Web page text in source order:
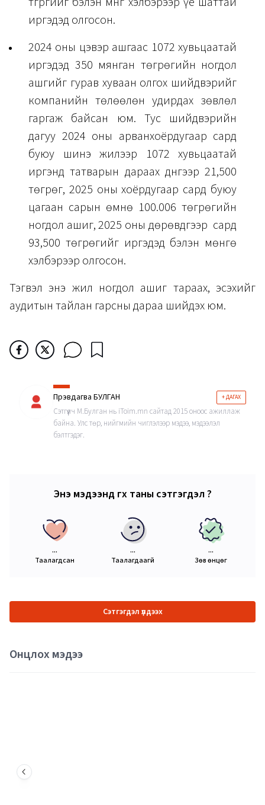
иргэдэд олгосон.
2024 оны цэвэр ашгаас 1072 хувьцаатай
иргэдэд 350 мянган төгрөгийн ногдол
ашгийг гурав хуваан олгох шийдвэрийг
компанийн төлөөлөн удирдах зөвлөл
гаргаж байсан юм. Тус шийдвэрийн
дагуу 2024 оны арванхоёрдугаар сард
буюу шинэ жилээр 1072 хувьцаатай
иргэнд татварын дараах дүнгээр 21,500
төгрөг, 2025 оны хоёрдугаар сард буюу
цагаан сарын өмнө 100.006 төгрөгийн
ногдол ашиг, 2025 оны дөрөвдүгээр сард
93,500 төгрөгийг иргэдэд бэлэн мөнгө
хэлбэрээр олгосон.
Тэгвэл энэ жил ногдол ашиг тараах, эсэхийг
аудитын тайлан гарсны дараа шийдэх юм.
Пүрэвдагва БУЛГАН + ДАГАХ
Сэтгүүлч М.Булган нь iToim.mn сайтад 2015 оноос ажиллаж
байна. Улс төр, нийгмийн чиглэлээр мэдээ, мэдээлэл
бэлтгэдэг.
Энэ мэдээнд өгөх таны сэтгэгдэл ?
...
Таалагдсан
...
Таалагдаагүй
...
Зөв өнцөг
Сэтгэгдэл үлдээх
Онцлох мэдээ